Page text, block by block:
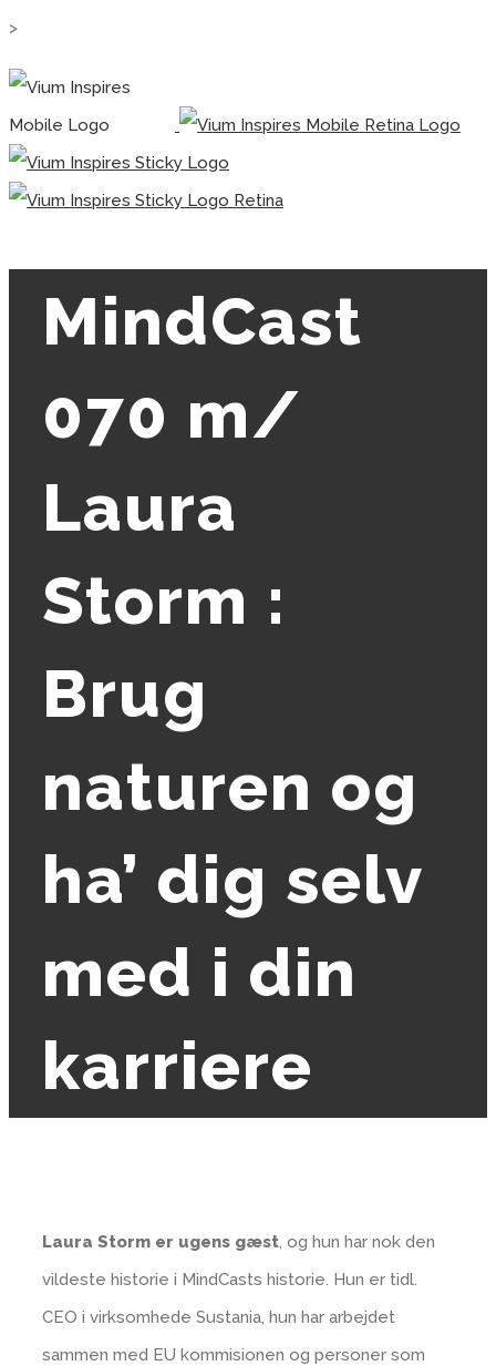
>
MindCast
070 m/
Laura
Storm :
Brug
naturen og
ha’ dig selv
med i din
karriere
Laura Storm er ugens gæst, og hun har nok den
vildeste historie i MindCasts historie. Hun er tidl.
CEO i virksomhede Sustania, hun har arbejdet
sammen med EU kommisionen og personer som